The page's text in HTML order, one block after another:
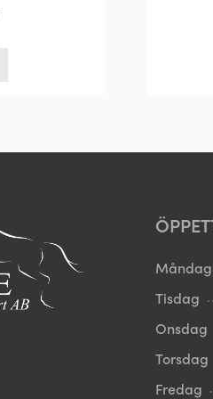
alternativen
kan
väljas
på
Måndag
Tisdag
Onsdag
Torsdag
Fredag